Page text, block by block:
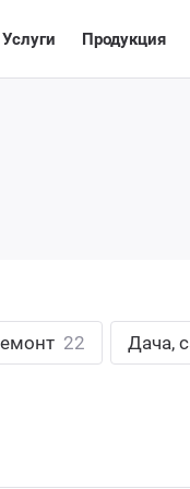
Услуги Продукция
22 Дача,